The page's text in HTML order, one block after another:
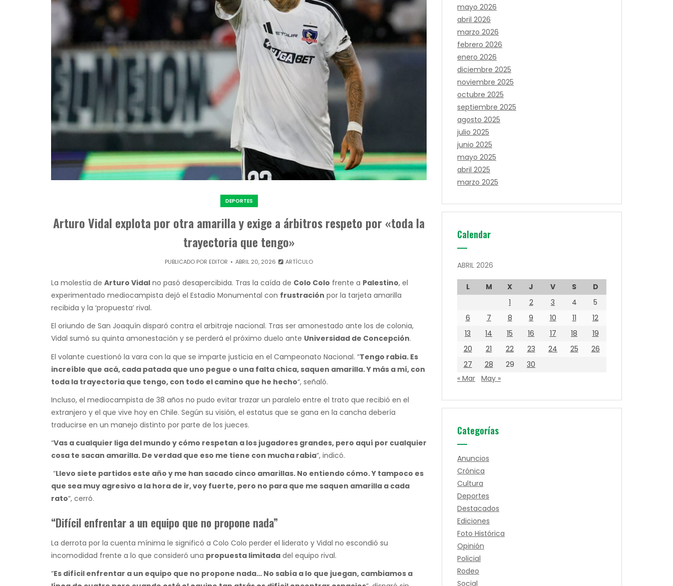
DEPORTES
Arturo Vidal explota por otra amarilla y exige a árbitros respeto por «toda la
trayectoria que tengo»
PUBLICADO POR EDITOR ABRIL 20, 2026 ARTÍCULO
La molestia de Arturo Vidal no pasó desapercibida. Tras la caída de Colo Colo frente a Palestino, el
experimentado mediocampista dejó el Estadio Monumental con frustración por la tarjeta amarilla
recibida y la ‘propuesta’ rival.
El oriundo de San Joaquín disparó contra el arbitraje nacional. Tras ser amonestado ante los de colonia,
Vidal sumó su quinta amonestación y se perderá el próximo duelo ante Universidad de Concepción.
El volante cuestionó la vara con la que se imparte justicia en el Campeonato Nacional. “Tengo rabia. Es
increíble que acá, cada patada que uno pegue o una falta chica, saquen amarilla. Y más a mí, con
toda la trayectoria que tengo, con todo el camino que he hecho“, señaló.
Incluso, el mediocampista de 38 años no pudo evitar trazar un paralelo entre el trato que recibió en el
extranjero y el que vive hoy en Chile. Según su visión, el estatus que se gana en la cancha debería
traducirse en un manejo distinto por parte de los jueces.
“Vas a cualquier liga del mundo y cómo respetan a los jugadores grandes, pero aquí por cualquier
cosa te sacan amarilla. De verdad que eso me tiene con mucha rabia“, indicó.
“Llevo siete partidos este año y me han sacado cinco amarillas. No entiendo cómo. Y tampoco es
que sea muy agresivo a la hora de ir, voy fuerte, pero no para que me saquen amarilla a cada
rato“, cerró.
“Difícil enfrentar a un equipo que no propone nada”
La derrota por la cuenta mínima le significó a Colo Colo perder el liderato y Vidal no escondió su
incomodidad frente a lo que consideró una propuesta limitada del equipo rival.
“Es difícil enfrentar a un equipo que no propone nada… No sabía a lo que juegan, cambiamos a
mayo 2026
abril 2026
marzo 2026
febrero 2026
enero 2026
diciembre 2025
noviembre 2025
octubre 2025
septiembre 2025
agosto 2025
julio 2025
junio 2025
mayo 2025
abril 2025
marzo 2025
Calendar
ABRIL 2026
L M X J V S
D
1
2 3 4
5
6
7 8 9 10 11
12
13
14 15 16 17 18
19
20
21 22 23 24 25
26
27
28 29
30
« Mar May »
Categorías
Anuncios
Crónica
Cultura
Deportes
Destacados
Ediciones
Foto Histórica
Opinión
Policial
Rodeo
Social